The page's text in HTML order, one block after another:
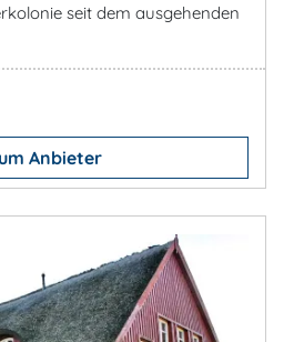
seit dem ausgehenden
Anbieter